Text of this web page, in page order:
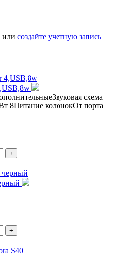
или создайте учетную запись
схема
8Питание колонокОт порта
+
+